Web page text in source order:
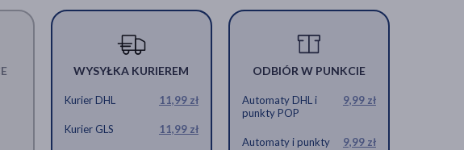
WYSYŁKA KURIEREM
Kurier DHL 11,99 zł
Kurier GLS 11,99 zł
ODBIÓR W PUNKCIE
Automaty DHL i
punkty POP
9,99 zł
Automaty i punkty
9,99 zł